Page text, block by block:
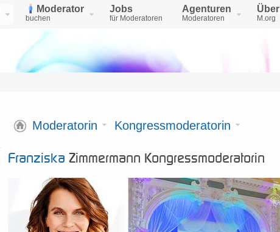
Moderator
buchen
Jobs
für Moderatoren
Agenturen
Moderatoren
Über
M.org
Moderatorin Kongressmoderatorin
Franziska Zimmermann Kongressmoderatorin